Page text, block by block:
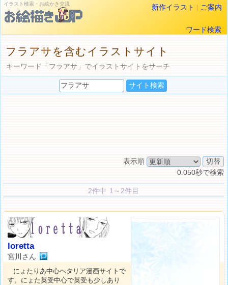
イラスト検索・お絵かき交流 新作イラスト | ご案内
ワード検索
フラアサを含むイラストサイト
キーワード「フラアサ」でイラストサイトをサーチ
表示順
0.050秒で検索
2件中 1～2件目
loretta
宮川さん
にょたりあ中心ヘタリア漫画サイトで
す。にょた英受中心で英受も少しあり